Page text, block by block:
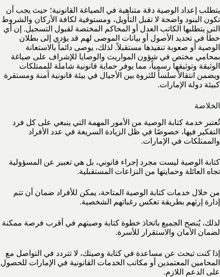
يتطلب إعداد الوصية دقة متناهية في الصياغة القانونية؛ حيث يجب أن
تكون البنود واضحة لا تقبل التأويل، ومستوفية لكافة الأركان والشروط
التي يتطلبها الكاتب العدل أو المحاكم المختصة لقبول التسجيل. إن أي
خطأ في تحديد الأصول أو بيانات الموصى لهم قد يؤدي إلى بطلان
الوصية أو صعوبة تنفيذها مستقبلاً. لذلك، يوصى دائماً بالاستعانة
بمحامي مختص في شؤون المواريث والوصايا للإشراف على صياغة
الوثيقة وتوثيقها رسمياً، مما يوفر حماية قانونية شاملة للممتلكات
ويضمن انتقالاً سلساً للثروة بين الأجيال في بيئة قانونية آمنة ومستقرة
كبيئة دولة الإمارات.
الخلاصة
تُعتبر خدمة كتابة الوصية من الأمور المهمة التي ينبغي على كل فرد
التفكير فيها، خصوصًا في ظل الزيادة السريعة في عدد الأفراد
والممتلكات في الإمارات.
كتابة الوصية ليست مجرد إجراء قانوني، بل هي تعبير عن المسؤولية
تجاه العائلة وحمايتها من النزاعات المستقبلية.
من خلال خدمات كتابة الوصية المتاحة، يمكن للأفراد ضمان أن تتم
إدارة إرثهم بطريقة تعكس رغباتهم الشخصية.
لذلك، يُنصح الجميع باتخاذ خطوة كتابة وصيتهم في أقرب فرصة ممكنة
لضمان الأمان والاستقرار للأسرة.
إذا كنت تبحث عن مساعدة في كتابة وصيتك، لا تتردد في التواصل مع
المحامين المعتمدين أو مكاتب الخدمات القانونية في الإمارات للحصول
على الدعم اللازم.